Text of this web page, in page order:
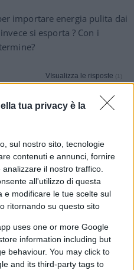
tua privacy è la
sul nostro sito, tecnologie
contenuti e annunci, fornire
il nostro traffico.
all'utilizzo di questa
e modificare le tue scelte sul
ritornando su questo sito
uses one or more Google
information including but
behaviour. You may click to
and its third-party tags to
importare energia pulita dai
si esporta ? Con i
VIsualizza le risposte (1)
tenere per le palle da